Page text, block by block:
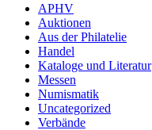
APHV
Auktionen
Aus der Philatelie
Handel
Kataloge und Literatur
Messen
Numismatik
Uncategorized
Verbände